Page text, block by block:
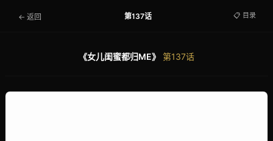
← 返回 第137话 📋 目录
《女儿闺蜜都归ME》 第137话